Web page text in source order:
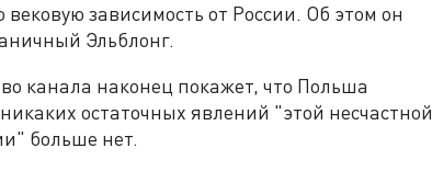
зависимость от России. Об этом он
Эльблонг.
канала наконец покажет, что Польша
остаточных явлений "этой несчастной
больше нет.